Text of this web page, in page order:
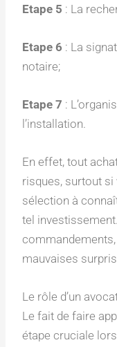
Etape 5 : La
Etape 6 : La
notaire;
Etape 7 :
l’installation.
En effet, tout
risques, surtout si
sélection à
tel
commandements,
mauvaises
Le rôle d’un
Le fait de faire
étape cruciale lors